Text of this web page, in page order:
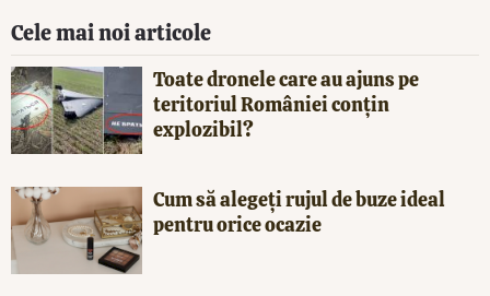
Cele mai noi articole
Toate dronele care au ajuns pe
teritoriul României conțin
explozibil?
Cum să alegeți rujul de buze ideal
pentru orice ocazie